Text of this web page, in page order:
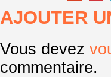
AJOUTER
Vous devez
commentaire.